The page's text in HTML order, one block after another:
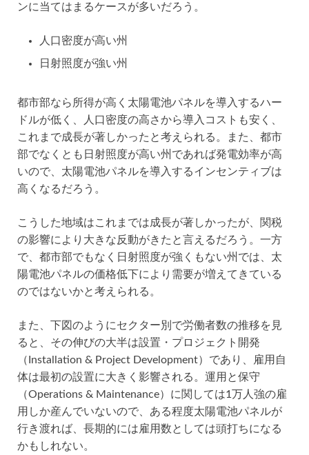
ンに当てはまるケースが多いだろう。
人口密度が高い州
日射照度が強い州
都市部なら所得が高く太陽電池パネルを導入するハー
ドルが低く、人口密度の高さから導入コストも安く、
これまで成長が著しかったと考えられる。また、都市
部でなくとも日射照度が高い州であれば発電効率が高
いので、太陽電池パネルを導入するインセンティブは
高くなるだろう。
こうした地域はこれまでは成長が著しかったが、関税
の影響により大きな反動がきたと言えるだろう。一方
で、都市部でもなく日射照度が強くもない州では、太
陽電池パネルの価格低下により需要が増えてきている
のではないかと考えられる。
また、下図のようにセクター別で労働者数の推移を見
ると、その伸びの大半は設置・プロジェクト開発
（Installation & Project Development）であり、雇用自
体は最初の設置に大きく影響される。運用と保守
（Operations & Maintenance）に関しては1万人強の雇
用しか産んでいないので、ある程度太陽電池パネルが
行き渡れば、長期的には雇用数としては頭打ちになる
かもしれない。